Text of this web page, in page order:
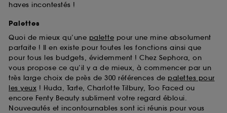
haves incontestés !
Palettes
Quoi de mieux qu’une palette pour une mine absolument
parfaite ! Il en existe pour toutes les fonctions ainsi que
pour tous les budgets, évidemment ! Chez Sephora, on
vous propose ce qu’il y a de mieux, à commencer par un
très large choix de près de 300 références de palettes pour
les yeux ! Huda, Tarte, Charlotte Tilbury, Too Faced ou
encore Fenty Beauty subliment votre regard ébloui.
Nouveautés et incontournables sont ici réunis pour vous